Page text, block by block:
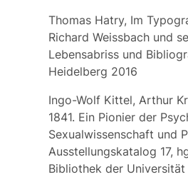
Thomas Hatry, Im
Richard Weissbach und
Lebensabriss und
Heidelberg 2016
Ingo-Wolf Kittel, Arthur
1841. Ein Pionier der
Sexualwissenschaft und
Ausstellungskatalog 17,
Bibliothek der Universität